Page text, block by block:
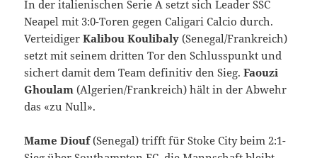
In der italienischen Serie A setzt sich Leader SSC
Neapel mit 3:0-Toren gegen Caligari Calcio durch.
VerteidigerKalibou Koulibaly (Senegal/Frankreich)
setzt mit seinem dritten Tor den Schlusspunkt und
sichert damit dem Team definitiv den Sieg.Faouzi
Ghoulam (Algerien/Frankreich) hält in der Abwehr
das «zu Null».
Mame Diouf(Senegal) trifft für Stoke City beim 2:1-